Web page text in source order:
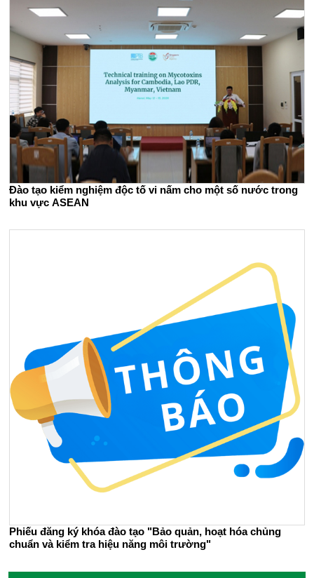
Đào tạo kiểm nghiệm độc tố vi nấm cho một số nước trong
khu vực ASEAN
Phiếu đăng ký khóa đào tạo "Bảo quản, hoạt hóa chủng
chuẩn và kiểm tra hiệu năng môi trường"